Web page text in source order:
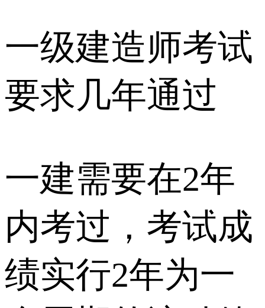
一级建造师考试
要求几年通过
一建需要在2年
内考过，考试成
绩实行2年为一